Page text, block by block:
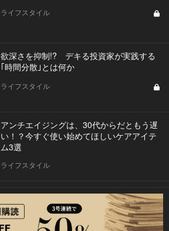
ライフスタイル
欲深さを抑制!? デキる投資家が実践する
｢時間分散｣とは何か
ライフスタイル
アンチエイジングは、30代からだともう遅
い！？今すぐ使い始めてほしいケアアイテ
ム3選
ライフスタイル